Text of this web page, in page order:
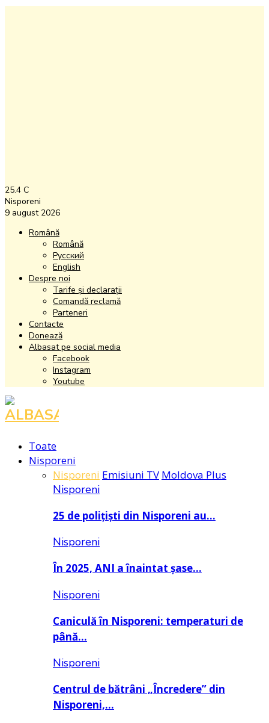
25.4 C
Nisporeni
9 august 2026
Română
Română
Русский
English
Despre noi
Tarife și declarații
Comandă reclamă
Parteneri
Contacte
Donează
Albasat pe social media
Facebook
Instagram
Youtube
Facebook
Instagram
Youtube
Toate
Nisporeni
Nisporeni Emisiuni TV Moldova Plus
Nisporeni
25 de polițiști din Nisporeni au…
Nisporeni
În 2025, ANI a înaintat șase…
Nisporeni
Caniculă în Nisporeni: temperaturi de
până…
Nisporeni
Centrul de bătrâni „Încredere” din
Nisporeni,…